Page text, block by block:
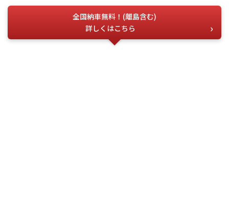
全国納車無料！(離島含む)
詳しくはこちら